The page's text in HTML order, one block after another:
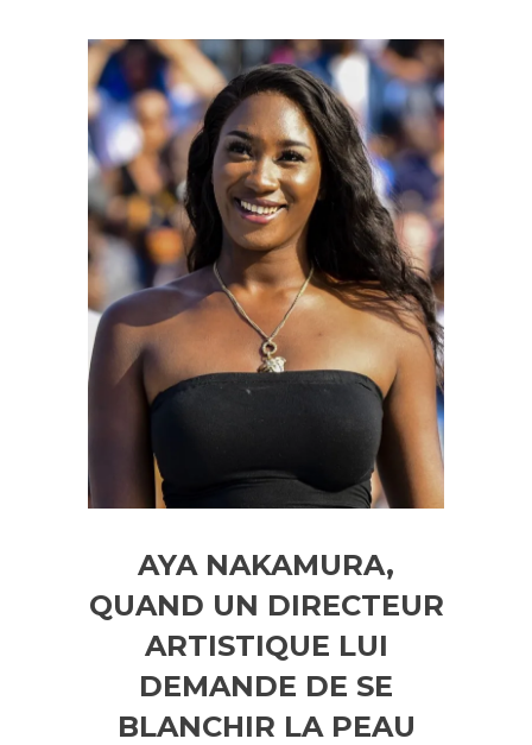
AYA NAKAMURA,
QUAND UN DIRECTEUR
ARTISTIQUE LUI
DEMANDE DE SE
BLANCHIR LA PEAU